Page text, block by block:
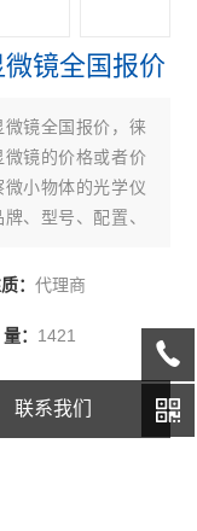
镜全国报价
微镜全国报价，徕
微镜的价格或者价
小物体的光学仪
、型号、配置、
格相对较高，具
： 代理商
： 1421
联系我们